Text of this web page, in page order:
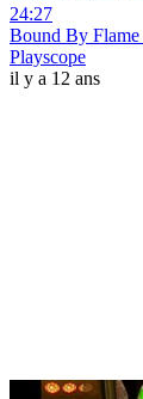
24:27
Bound By
Playscope
il y a 12 ans